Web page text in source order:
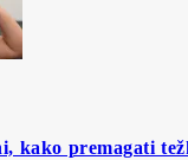
kako premagati